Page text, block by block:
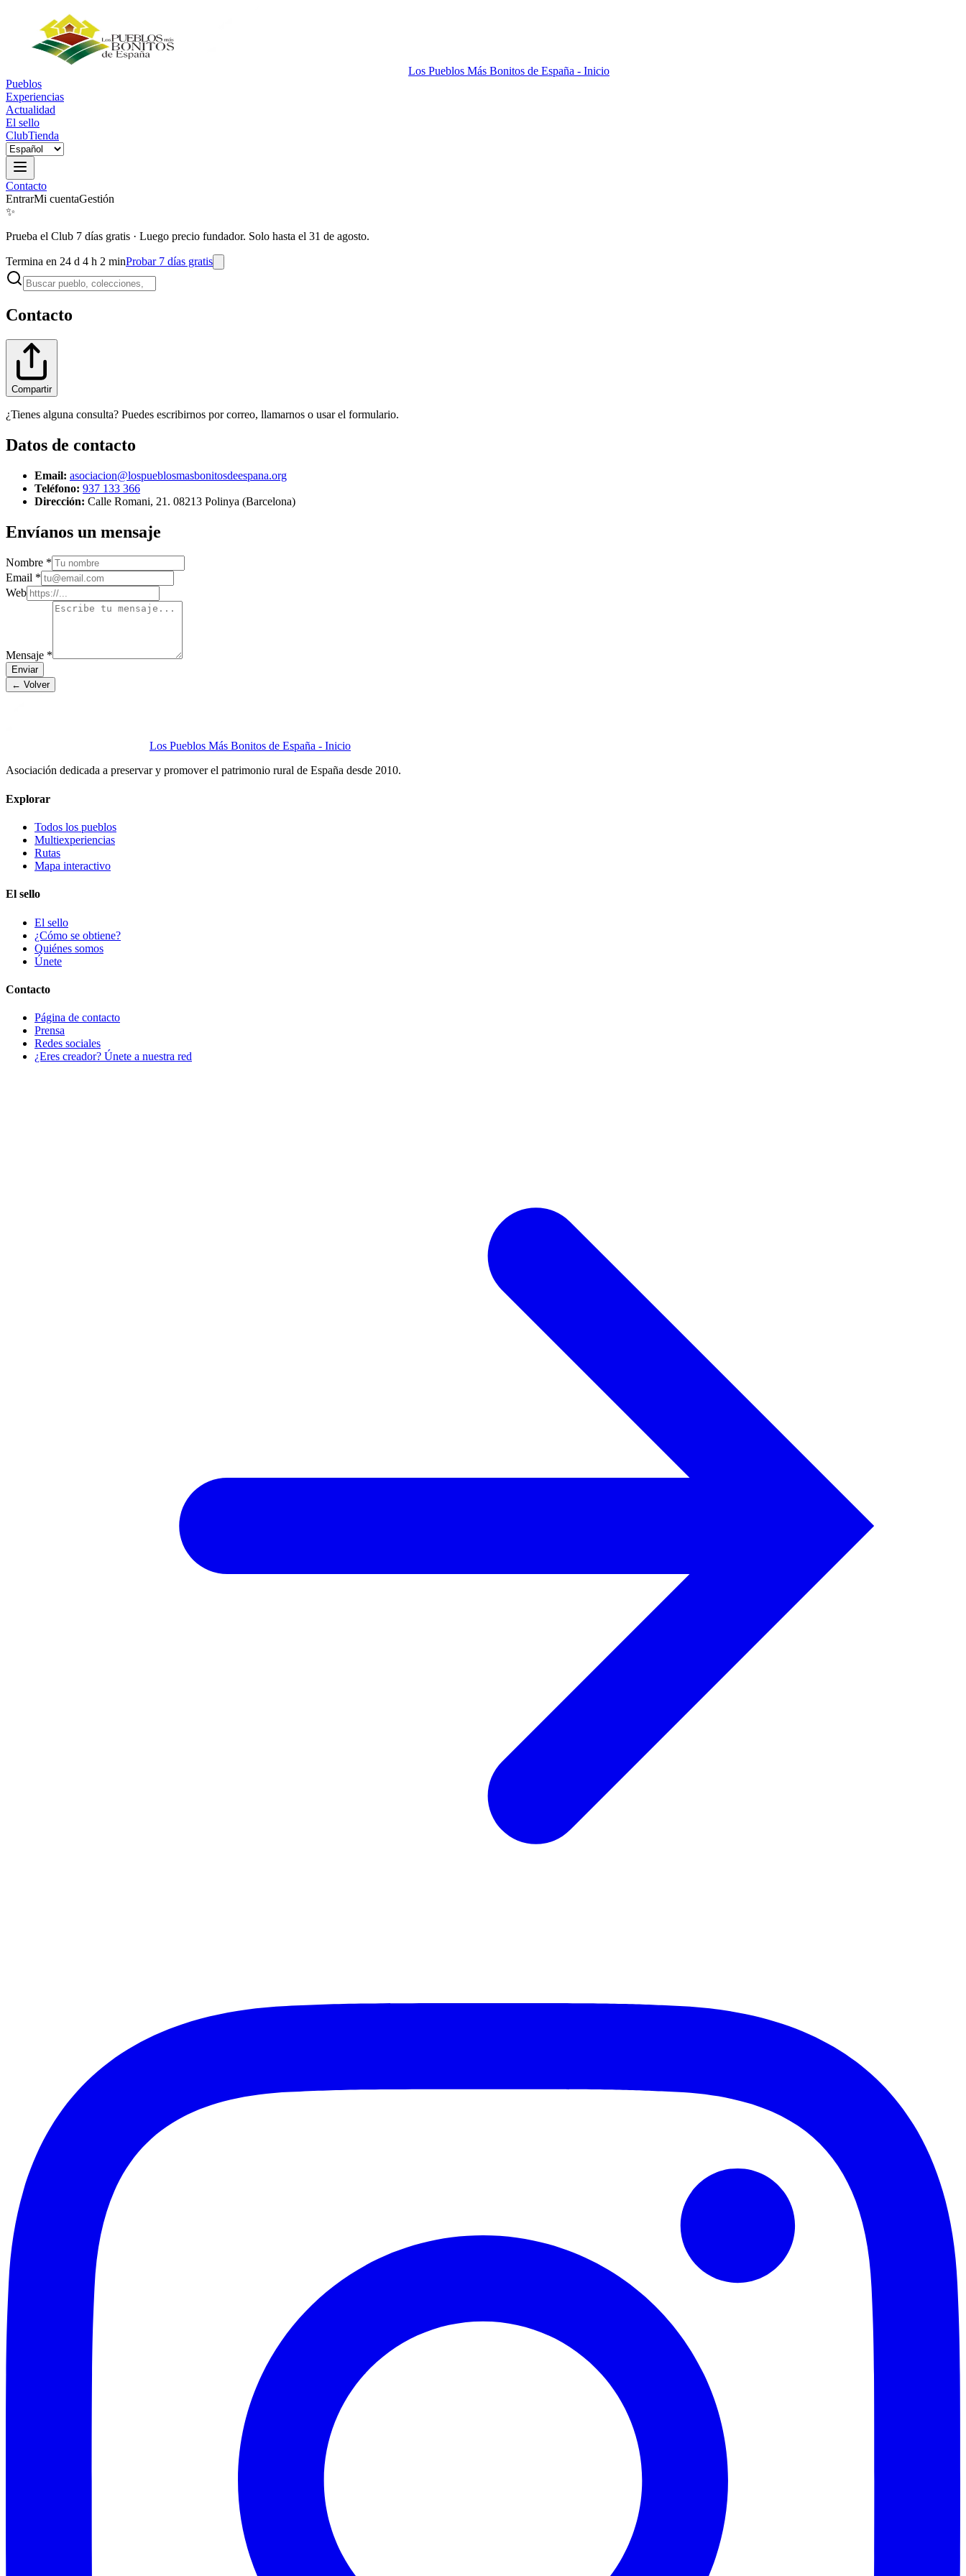
Los Pueblos Más Bonitos de España - Inicio
Pueblos
Experiencias
Actualidad
El sello
ClubTienda
Contacto
EntrarMi cuentaGestión
✨
Prueba el Club 7 días gratis · Luego precio fundador. Solo hasta el 31 de agosto.
Termina en 24 d 4 h 2 minProbar 7 días gratis
Contacto
Compartir
¿Tienes alguna consulta? Puedes escribirnos por correo, llamarnos o usar el formulario.
Datos de contacto
Email: asociacion@lospueblosmasbonitosdeespana.org
Teléfono: 937 133 366
Dirección: Calle Romani, 21. 08213 Polinya (Barcelona)
Envíanos un mensaje
Nombre *
Email *
Web
Mensaje *
Enviar
← Volver
Los Pueblos Más Bonitos de España - Inicio
Asociación dedicada a preservar y promover el patrimonio rural de España desde 2010.
Explorar
Todos los pueblos
Multiexperiencias
Rutas
Mapa interactivo
El sello
El sello
¿Cómo se obtiene?
Quiénes somos
Únete
Contacto
Página de contacto
Prensa
Redes sociales
¿Eres creador? Únete a nuestra red